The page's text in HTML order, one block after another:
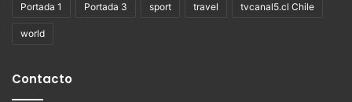
Portada 1 Portada 3 sport travel tvcanal5.cl Chile
world
Contacto